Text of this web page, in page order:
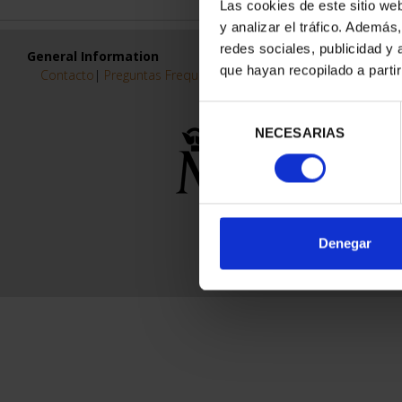
Las cookies de este sitio
y analizar el tráfico.
redes sociales, publicidad y
que hayan recopilado a
de
consentimiento
NECESARIAS
Denegar
General Information
Contacto | Preguntas Frequentes (FAQs)|Aviso Legal|